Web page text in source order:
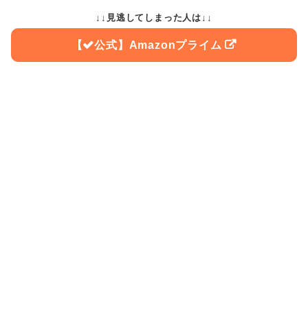
↓↓見逃してしまった人は↓↓
Amazonプライム